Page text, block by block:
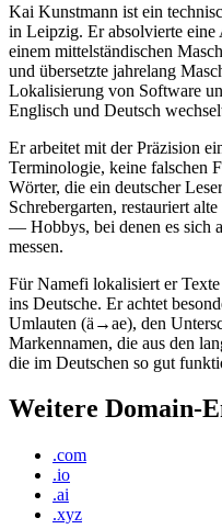
Kai Kunstmann ist ein
in Leipzig. Er absolvierte
einem mittelständischen
und übersetzte jahrelang
Lokalisierung von Software
Englisch und Deutsch
Er arbeitet mit der Präzision
Terminologie, keine falschen
Wörter, die ein deutscher
Schrebergarten, restauriert
— Hobbys, bei denen es sich
messen.
Für Namefi lokalisiert er
ins Deutsche. Er achtet
Umlauten (ä→ae), den
Markennamen, die aus den
die im Deutschen so gut
Weitere Domain-
.com
.io
.ai
.xyz